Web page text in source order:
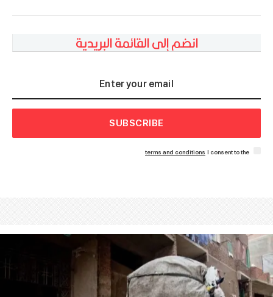
انضم إلى القائمة البريدية
SUBSCRIBE
I consent to the
terms and conditions